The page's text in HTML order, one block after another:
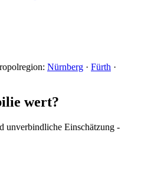
Nürnberg · Fürth ·
wert?
unverbindliche Einschätzung -